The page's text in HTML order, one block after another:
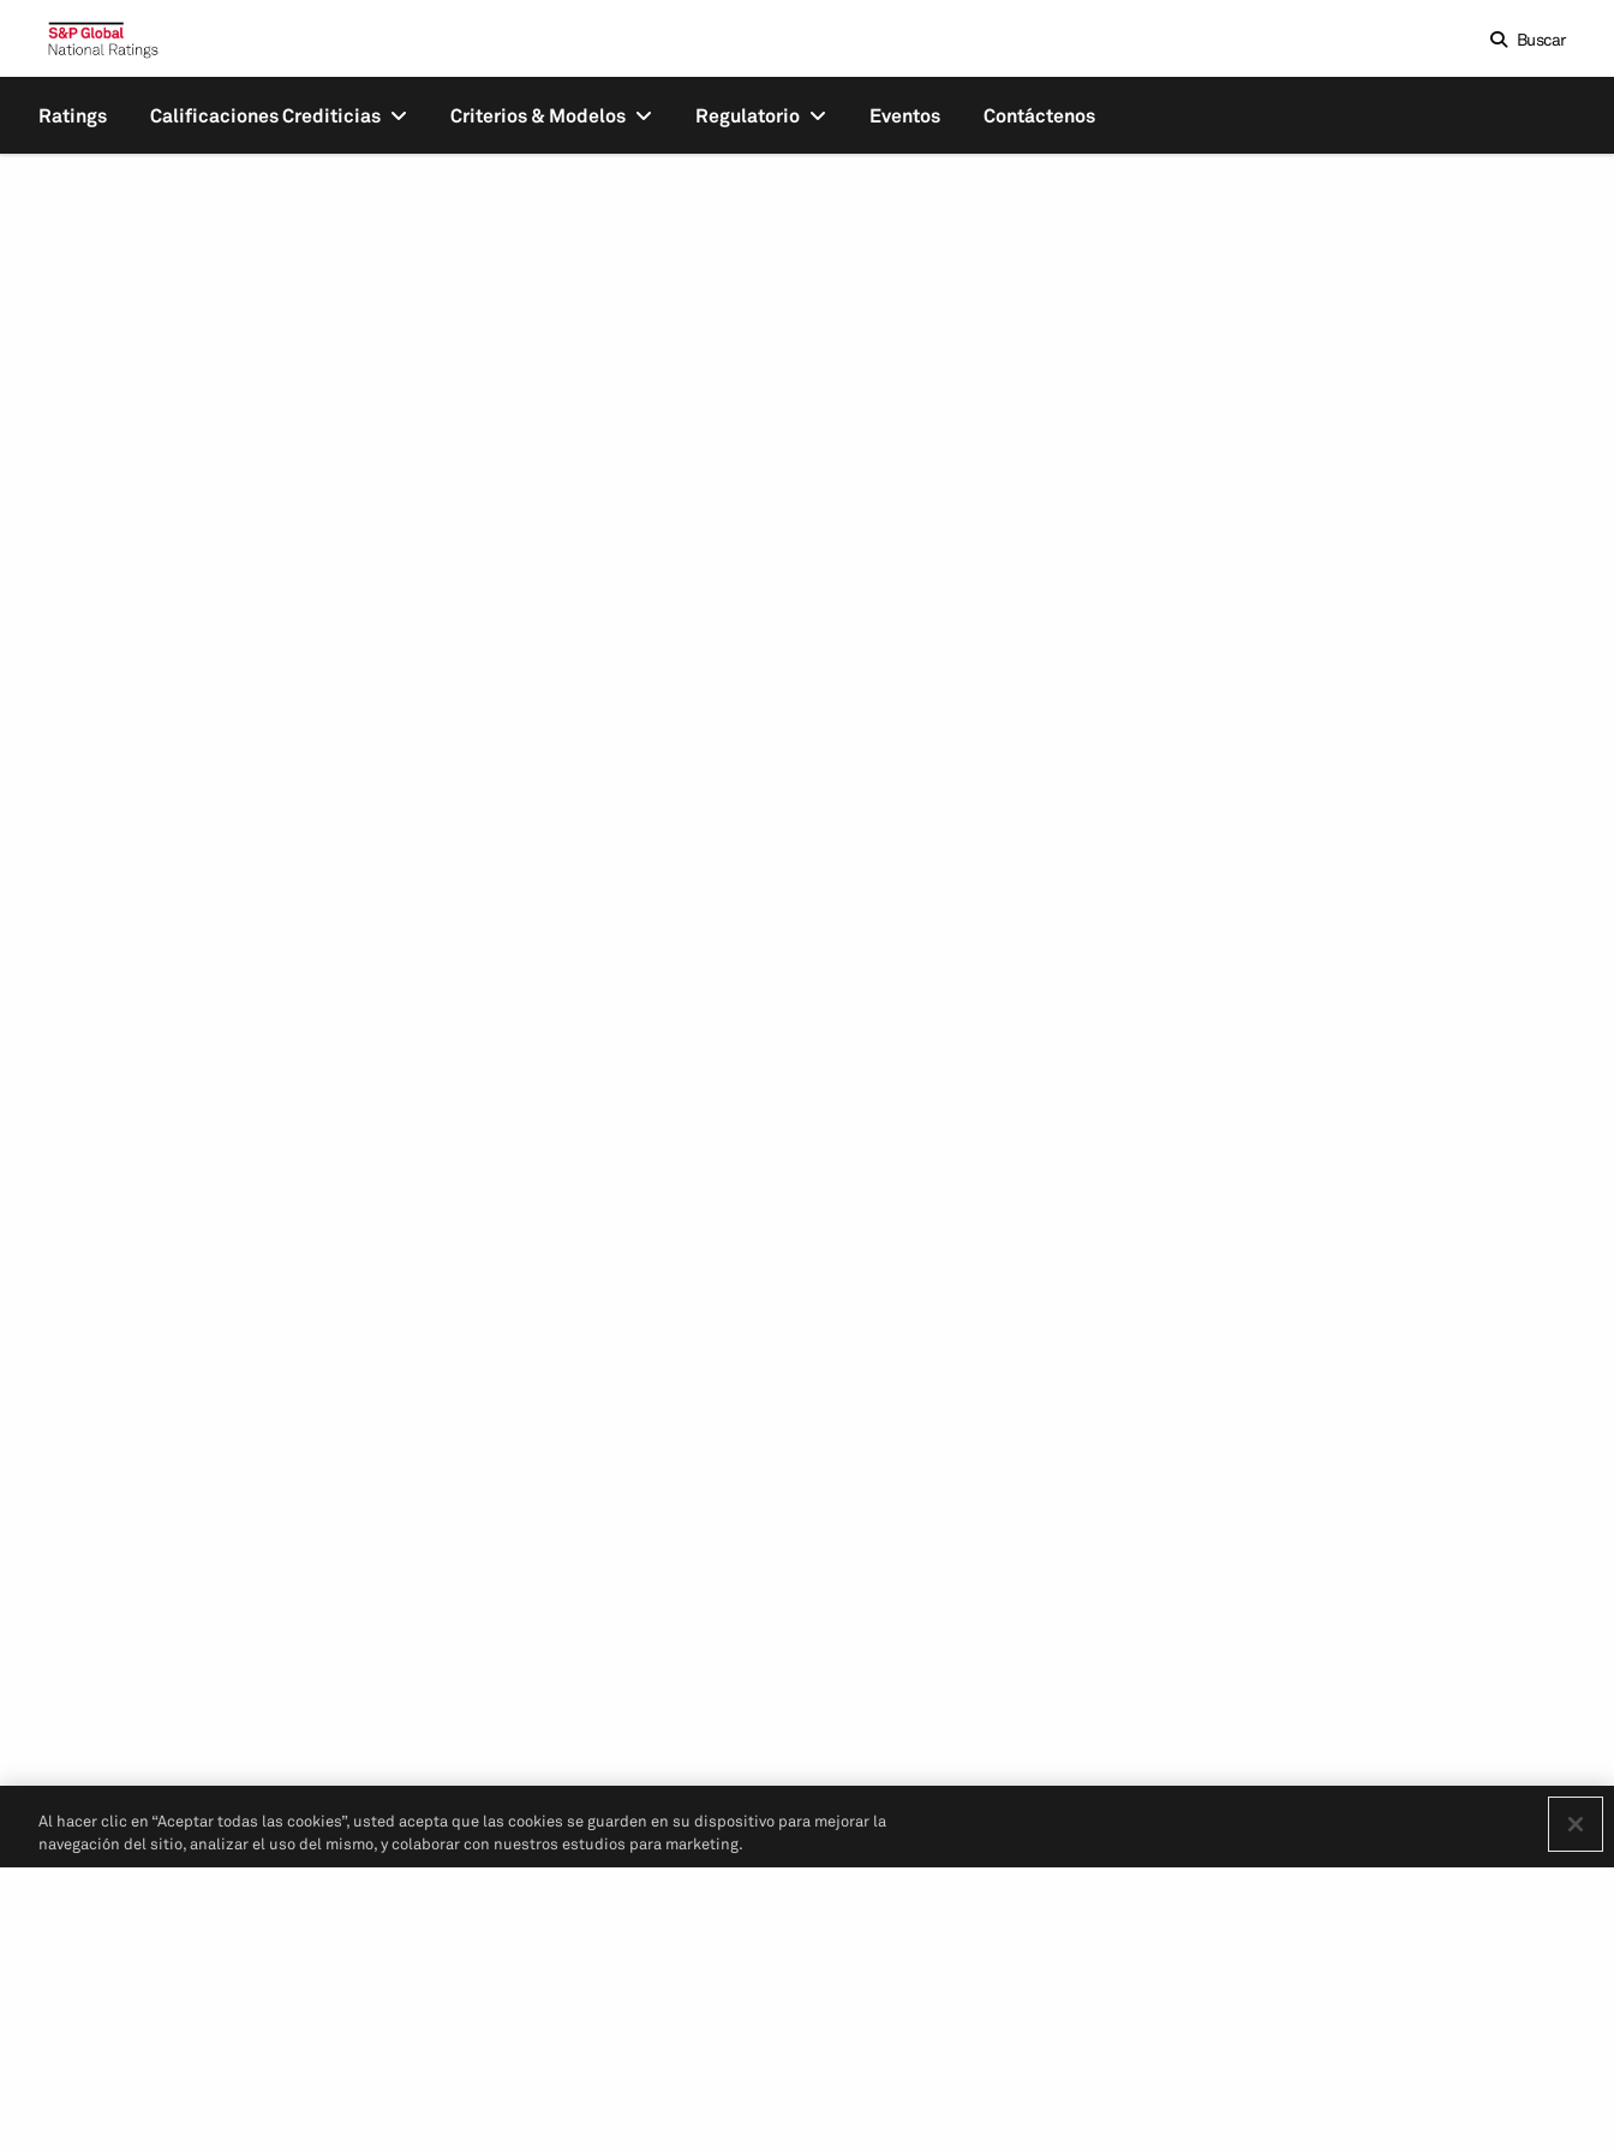
Buscar
Ratings Calificaciones Crediticias Criterios & Modelos Regulatorio Eventos Contáctenos
Al hacer clic en “Aceptar todas las cookies”, usted acepta que las cookies se guarden en su dispositivo para mejorar la
navegación del sitio, analizar el uso del mismo, y colaborar con nuestros estudios para marketing.